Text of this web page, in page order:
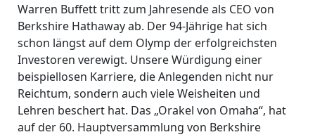
Warren Buffett tritt zum Jahresende als CEO von
Berkshire Hathaway ab. Der 94-Jährige hat sich
schon längst auf dem Olymp der erfolgreichsten
Investoren verewigt. Unsere Würdigung einer
beispiellosen Karriere, die Anlegenden nicht nur
Reichtum, sondern auch viele Weisheiten und
Lehren beschert hat. Das „Orakel von Omaha“, hat
auf der 60. Hauptversammlung von Berkshire